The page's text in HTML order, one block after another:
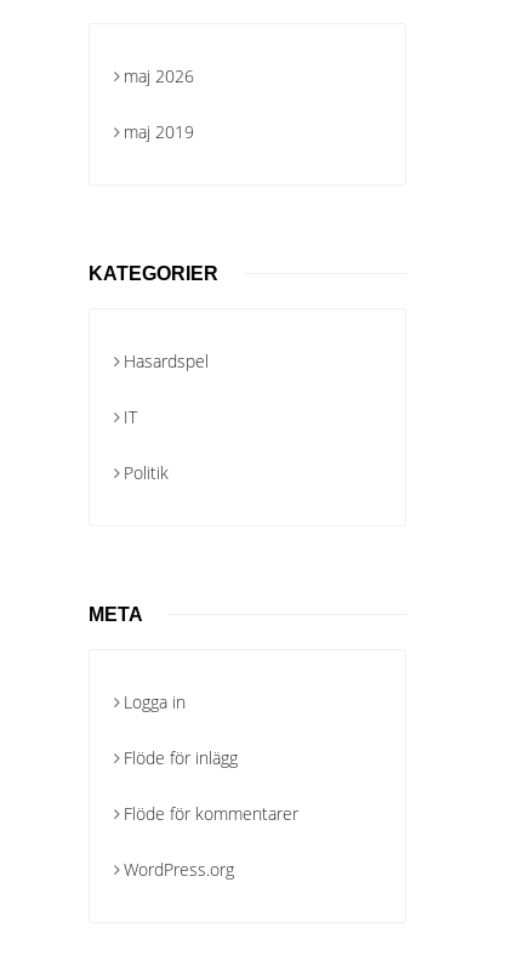
maj 2026
maj 2019
KATEGORIER
Hasardspel
IT
Politik
META
Logga in
Flöde för inlägg
Flöde för kommentarer
WordPress.org